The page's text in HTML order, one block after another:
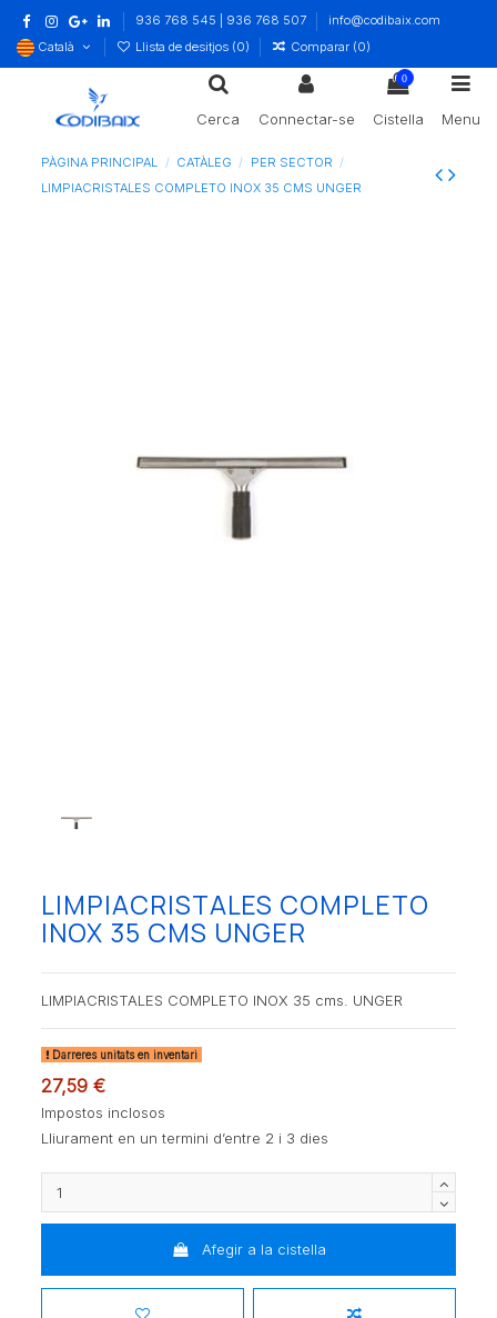
936 768 545 | 936 768 507
info@codibaix.com
Català
Llista de desitjos (0) Comparar (0)
Cerca Connectar-se
0
Cistella Menu
PÀGINA PRINCIPAL CATÀLEG
PER SECTOR
LIMPIACRISTALES COMPLETO INOX 35 CMS UNGER
LIMPIACRISTALES COMPLETO
INOX 35 CMS UNGER
LIMPIACRISTALES COMPLETO INOX 35 cms. UNGER
Darreres unitats en inventari
27,59 €
Impostos inclosos
Lliurament en un termini d’entre 2 i 3 dies
Afegir a la cistella